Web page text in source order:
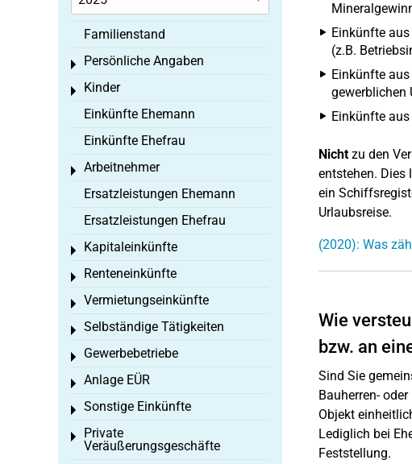
Einkünfte
(z.B.
Einkünfte
gewerblichen
Einkünfte
Nichtzu den
entstehen. Dies
ein
Urlaubsreise.
(2020): Was
Wie
bzw. an
Sind Sie
Bauherren-
Objekt
Lediglich bei
Feststellung.
Familienstand
Persönliche Angaben
Toggle menu
Kinder
Toggle menu
Einkünfte Ehemann
Einkünfte Ehefrau
Arbeitnehmer
Toggle menu
Ersatzleistungen Ehemann
Ersatzleistungen Ehefrau
Kapitaleinkünfte
Toggle menu
Renteneinkünfte
Toggle menu
Vermietungseinkünfte
Toggle menu
Selbständige Tätigkeiten
Toggle menu
Gewerbebetriebe
Toggle menu
Anlage EÜR
Toggle menu
Sonstige Einkünfte
Toggle menu
Private
Veräußerungsgeschäfte
Toggle menu